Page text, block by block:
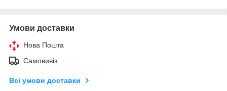
Умови доставки
Нова Пошта
Самовивіз
Всі умови доставки